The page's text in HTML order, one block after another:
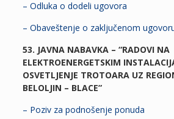
– Odluka o dodeli ugovora
– Obaveštenje o zaključenom
53. JAVNA NABAVKA – “RADOVI NA
ELEKTROENERGETSKIM
OSVETLJENJE TROTOARA UZ
BELOLJIN – BLACE”
– Poziv za podnošenje ponuda